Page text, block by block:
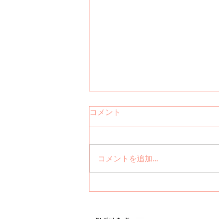
復帰致しました！
お久しぶりです！ この度、育児
いただきます。 出勤日は 【月・
木・金・土の 9時～17時】とな
コメント
コメントを追加…